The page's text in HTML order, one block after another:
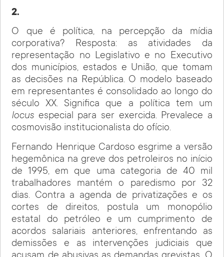
2.
O que é política, na percepção da mídia
corporativa? Resposta: as atividades da
representação no Legislativo e no Executivo
dos municípios, estados e União, que tomam
as decisões na República. O modelo baseado
em representantes é consolidado ao longo do
século XX. Significa que a política tem um
locus especial para ser exercida. Prevalece a
cosmovisão institucionalista do ofício.
Fernando Henrique Cardoso esgrime a versão
hegemônica na greve dos petroleiros no início
de 1995, em que uma categoria de 40 mil
trabalhadores mantém o paredismo por 32
dias. Contra a agenda de privatizações e os
cortes de direitos, postula um monopólio
estatal do petróleo e um cumprimento de
acordos salariais anteriores, enfrentando as
demissões e as intervenções judiciais que